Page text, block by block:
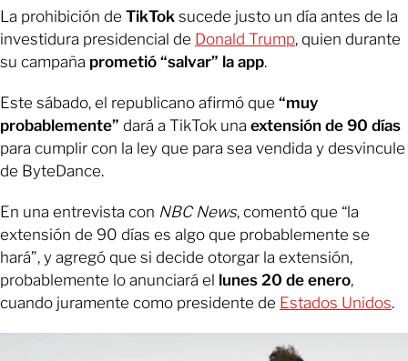
La prohibición de TikTok sucede justo un día antes de la
investidura presidencial de Donald Trump, quien durante
su campaña prometió “salvar” la app.
Este sábado, el republicano afirmó que “muy
probablemente” dará a TikTok una extensión de 90 días
para cumplir con la ley que para sea vendida y desvincule
de ByteDance.
En una entrevista con NBC News, comentó que “la
extensión de 90 días es algo que probablemente se
hará”, y agregó que si decide otorgar la extensión,
probablemente lo anunciará el lunes 20 de enero,
cuando juramente como presidente de Estados Unidos.